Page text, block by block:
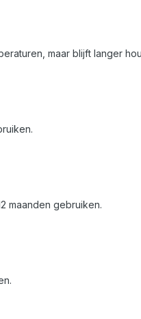
maar blijft langer
maanden gebruiken.